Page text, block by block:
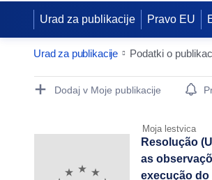
Urad za publikacije Pravo EU
Urad za publikacije Podatki o
Publication Detail
Dodaj v Moje publikacije
Moja lestvica
Resolução
as
execução